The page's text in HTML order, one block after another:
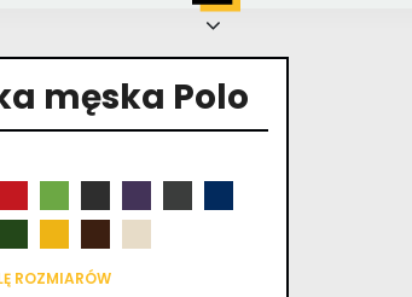
męska Polo
ROZMIARÓW